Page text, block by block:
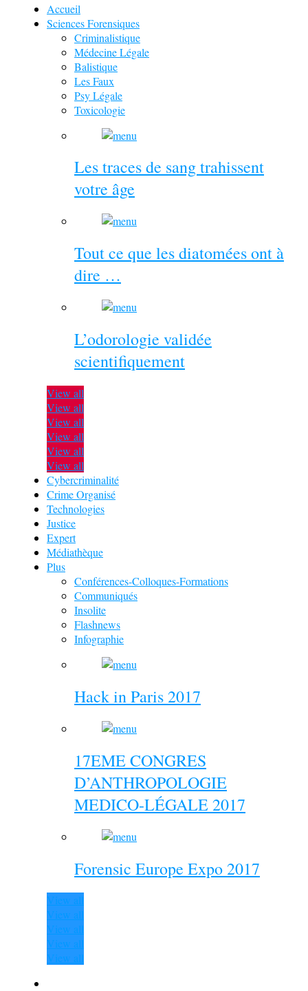
Accueil
Sciences Forensiques
Criminalistique
Médecine Légale
Balistique
Les Faux
Psy Légale
Toxicologie
Les traces de sang trahissent
votre âge
Tout ce que les diatomées ont à
dire …
L’odorologie validée
scientifiquement
View all
View all
View all
View all
View all
View all
Cybercriminalité
Crime Organisé
Technologies
Justice
Expert
Médiathèque
Plus
Conférences-Colloques-Formations
Communiqués
Insolite
Flashnews
Infographie
Hack in Paris 2017
17EME CONGRES
D’ANTHROPOLOGIE
MEDICO-LÉGALE 2017
Forensic Europe Expo 2017
View all
View all
View all
View all
View all